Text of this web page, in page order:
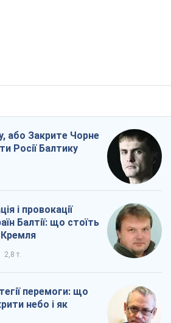
або Закрите Чорне
Росії Балтику
і провокації
Балтії: що стоїть
2,8 т.
перемоги: що
небо і як